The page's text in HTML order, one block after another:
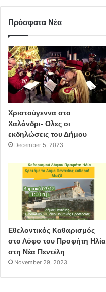
Πρόσφατα Νέα
Χριστούγεννα στο
Χαλάνδρι- Ολες οι
εκδηλώσεις του Δήμου
December 5, 2023
Εθελοντικός Καθαρισμός
στο Λόφο του Προφήτη Ηλία
στη Νέα Πεντέλη
November 29, 2023